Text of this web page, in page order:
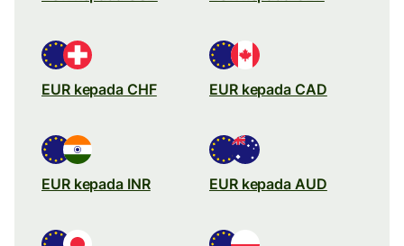
EUR kepada CHF EUR kepada CAD
EUR kepada INR EUR kepada AUD